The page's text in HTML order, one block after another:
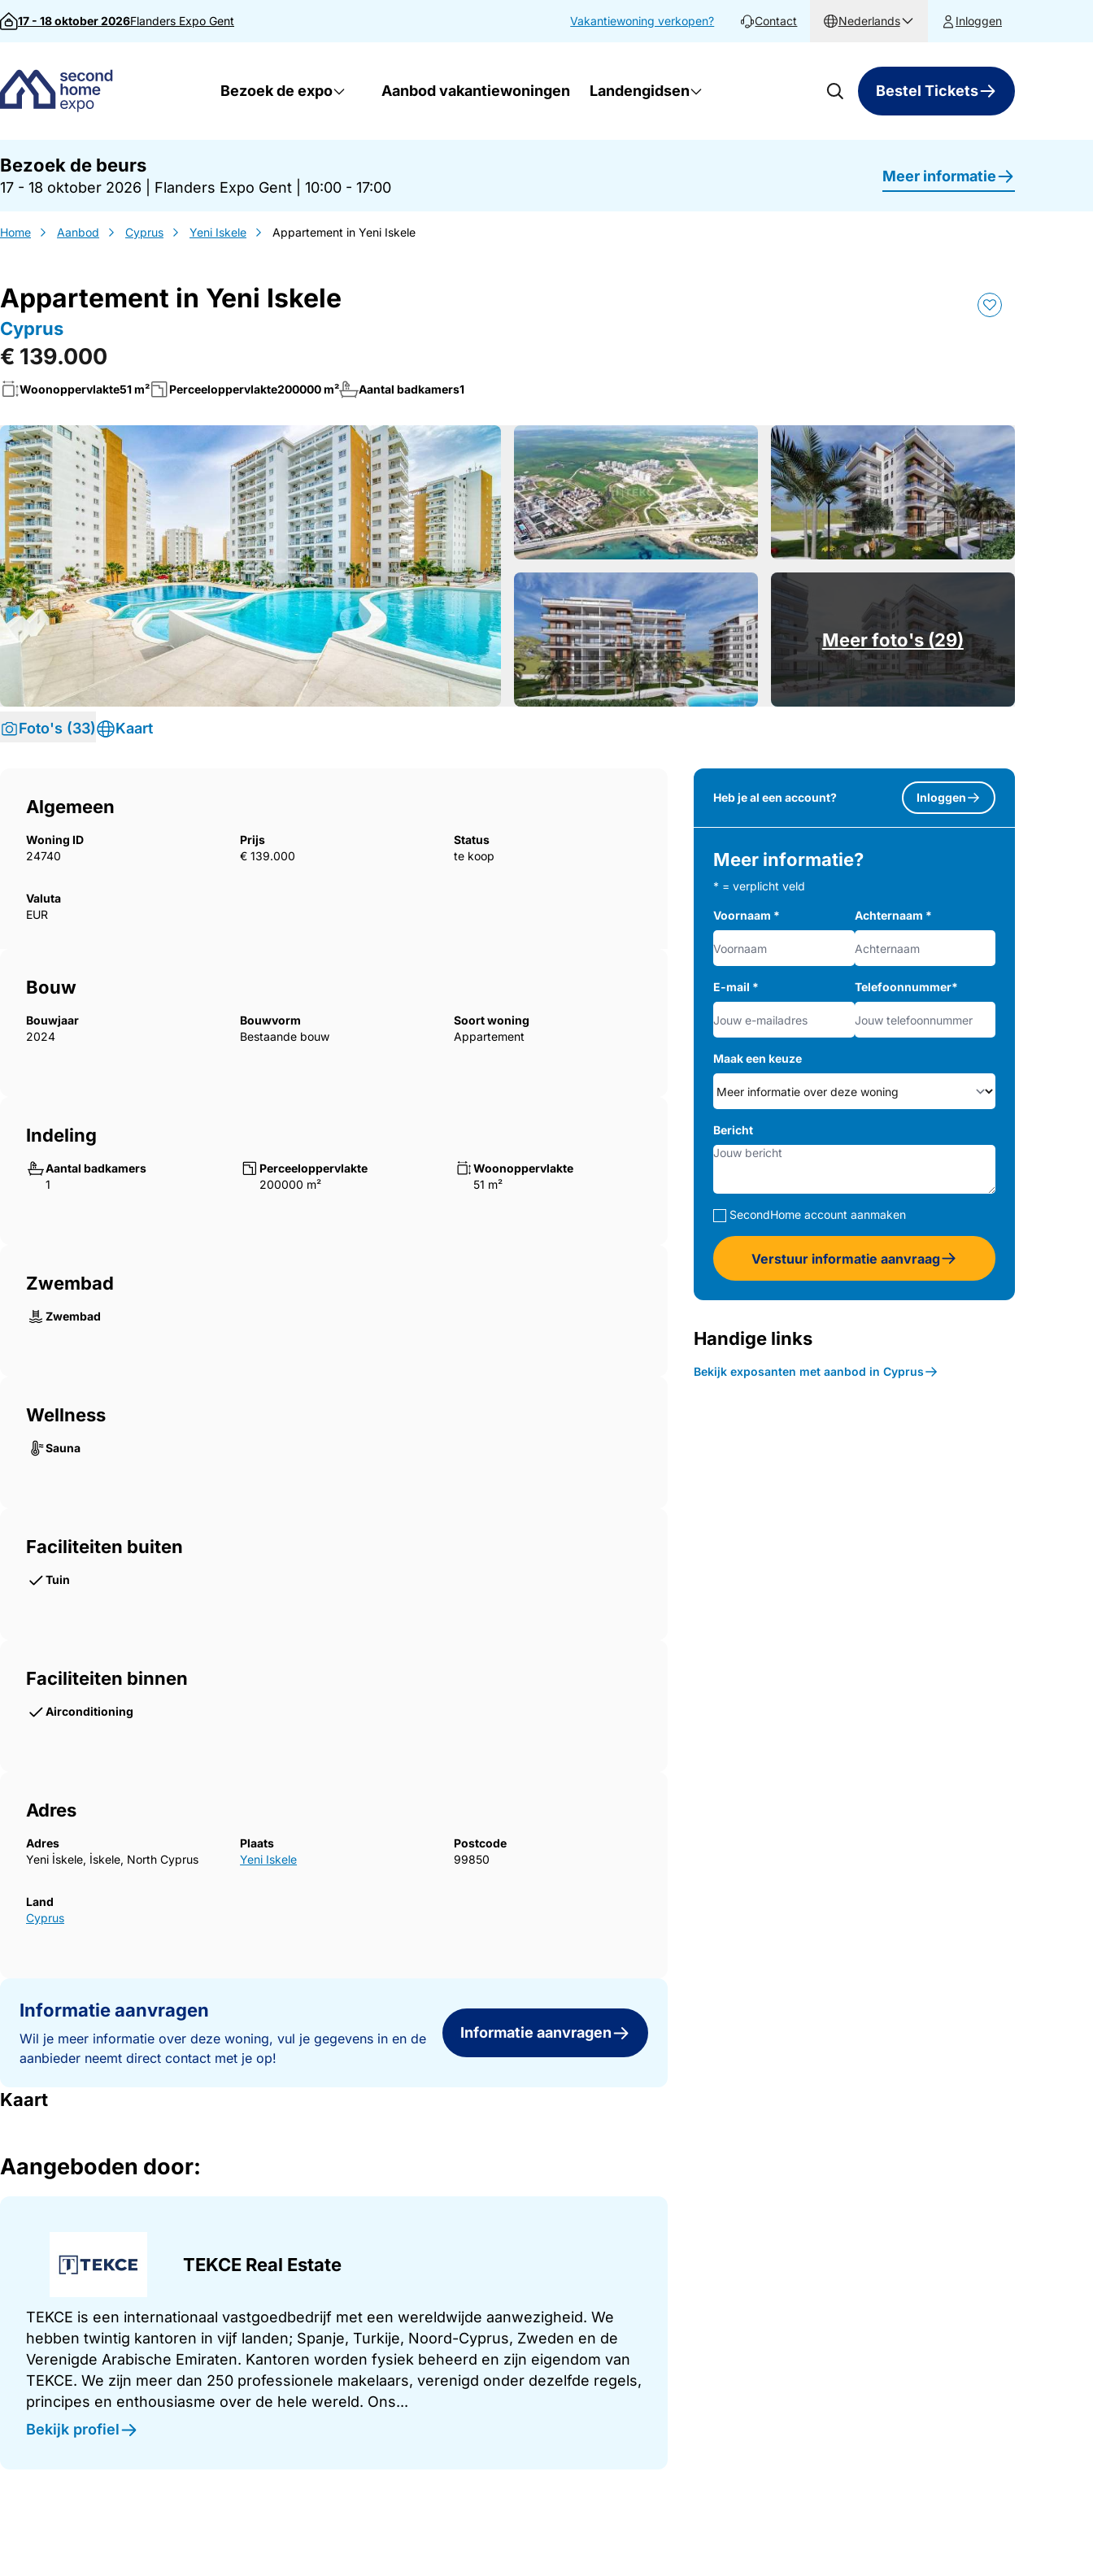
Direct naar inhoud
17 - 18 oktober 2026Flanders Expo Gent Vakantiewoning verkopen? Contact Nederlands Inloggen
Bezoek de expo Aanbod vakantiewoningen Landengidsen Bestel Tickets
Bezoek de beurs
17 - 18 oktober 2026 Flanders Expo Gent 10:00 - 17:00
Meer informatie
Home Aanbod Cyprus Yeni Iskele Appartement in Yeni Iskele
Appartement in Yeni Iskele
Cyprus
€ 139.000
Woonoppervlakte51 m² Perceeloppervlakte200000 m² Aantal badkamers1
Meer foto's (29)
Foto's (33) Kaart
Algemeen
Woning ID
24740
Prijs
€ 139.000
Status
te koop
Valuta
EUR
Bouw
Bouwjaar
2024
Bouwvorm
Bestaande bouw
Soort woning
Appartement
Indeling
Aantal badkamers
1
Perceeloppervlakte
200000 m²
Woonoppervlakte
51 m²
Zwembad
Zwembad
Wellness
Sauna
Faciliteiten buiten
Tuin
Faciliteiten binnen
Airconditioning
Adres
Adres
Yeni İskele, İskele, North Cyprus
Plaats
Yeni Iskele
Postcode
99850
Land
Cyprus
Informatie aanvragen
Wil je meer informatie over deze woning, vul je gegevens in en de
aanbieder neemt direct contact met je op!
Informatie aanvragen
Kaart
Aangeboden door:
TEKCE Real Estate
TEKCE is een internationaal vastgoedbedrijf met een wereldwijde aanwezigheid. We
hebben twintig kantoren in vijf landen; Spanje, Turkije, Noord-Cyprus, Zweden en de
Verenigde Arabische Emiraten. Kantoren worden fysiek beheerd en zijn eigendom van
TEKCE. We zijn meer dan 250 professionele makelaars, verenigd onder dezelfde regels,
principes en enthousiasme over de hele wereld. Ons...
Bekijk profiel
Heb je al een account? Inloggen
Meer informatie?
* = verplicht veld
Voornaam * Achternaam *
E-mail * Telefoonnummer*
Maak een keuze
Bericht
SecondHome account aanmaken
Verstuur informatie aanvraag
Handige links
Bekijk exposanten met aanbod in Cyprus